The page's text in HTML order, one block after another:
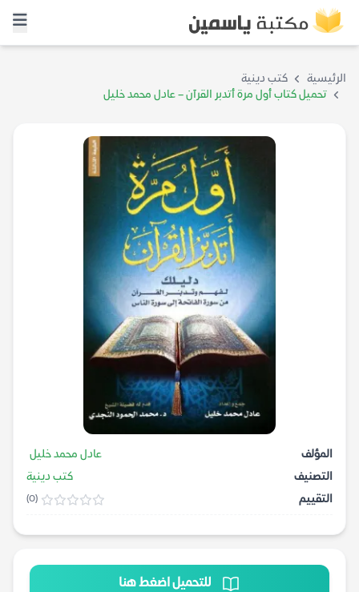
الرئيسية
كتب دينية
تحميل كتاب أول مرة أتدبر القرآن – عادل محمد خليل
المؤلف
عادل محمد خليل
التصنيف
كتب دينية
التقييم
(0)
للتحميل اضغط هنا